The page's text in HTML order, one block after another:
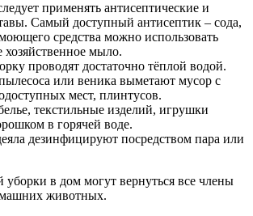
применять антисептические и
Самый доступный антисептик – сода,
средства можно использовать
хозяйственное мыло.
проводят достаточно тёплой водой.
или веника выметают мусор с
мест, плинтусов.
текстильные изделий, игрушки
в горячей воде.
дезинфицируют посредством пара или
уборки в дом могут вернуться все члены
животных.